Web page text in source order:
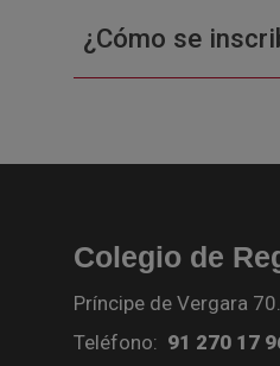
¿Cómo se
Colegio de
Príncipe de Vergara
Teléfono: 91 270 17